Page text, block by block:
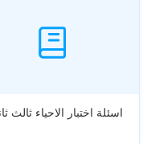
اسئلة اختبار الاحياء ثالث